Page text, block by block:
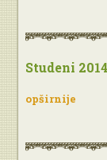
Studeni
opširnije